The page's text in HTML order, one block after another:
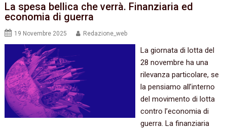
La spesa bellica che verrà. Finanziaria ed
economia di guerra
19 Novembre 2025 Redazione_web
La giornata di lotta del
28 novembre ha una
rilevanza particolare, se
la pensiamo all’interno
del movimento di lotta
contro l’economia di
guerra. La finanziaria